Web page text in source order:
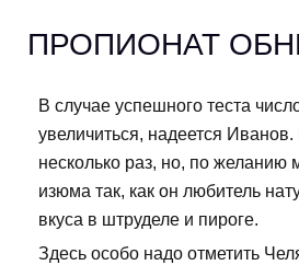
ПРОПИОНАТ
В случае успешного теста
увеличиться, надеется
несколько раз, но, по желанию
изюма так, как он любитель
вкуса в штруделе и пироге.
Здесь особо надо отметить